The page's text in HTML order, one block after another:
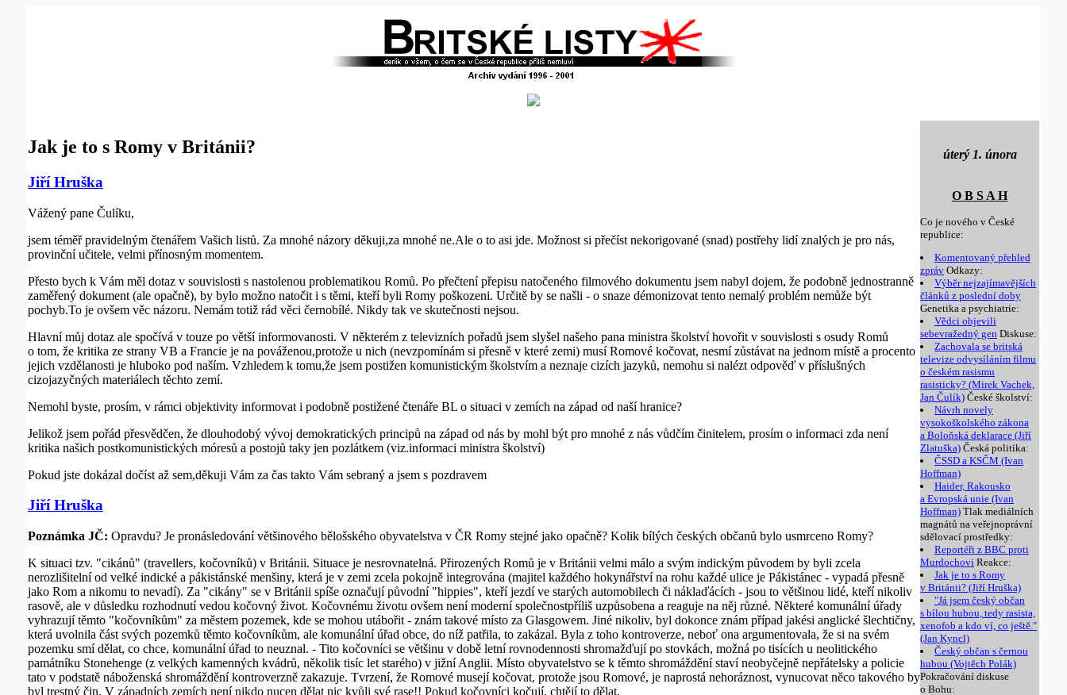
úterý 1. února
O B S A H
Co je nového v České
republice:
Komentovaný přehled
zpráv Odkazy:
Výběr nejzajímavějších
článků z poslední doby
Genetika a psychiatrie:
Vědci objevili
sebevražedný gen Diskuse:
Zachovala se britská
televize odvysíláním filmu
o českém rasismu
rasisticky? (Mirek Vachek,
Jan Čulík) České školství:
Návrh novely
vysokoškolského zákona
a Boloňská deklarace (Jiří
Zlatuška) Česká politika:
ČSSD a KSČM (Ivan
Hoffman)
Haider, Rakousko
a Evropská unie (Ivan
Hoffman) Tlak mediálních
magnátů na veřejnoprávní
sdělovací prostředky:
Reportéři z BBC proti
Murdochovi Reakce:
Jak je to s Romy
v Británii? (Jiří Hruška)
"Já jsem český občan
s bílou hubou, tedy rasista,
xenofob a kdo ví, co ještě."
(Jan Kyncl)
Český občan s černou
hubou (Vojtěch Polák)
Pokračování diskuse
o Bohu:
Jak je to s Romy v Británii?
Jiří Hruška
Vážený pane Čulíku,
jsem téměř pravidelným čtenářem Vašich listů. Za mnohé názory děkuji,za mnohé ne.Ale o to asi jde. Možnost si přečíst nekorigované (snad) postřehy lidí znalých je pro nás,
provinční učitele, velmi přínosným momentem.
Přesto bych k Vám měl dotaz v souvislosti s nastolenou problematikou Romů. Po přečtení přepisu natočeného filmového dokumentu jsem nabyl dojem, že podobně jednostranně
zaměřený dokument (ale opačně), by bylo možno natočit i s těmi, kteří byli Romy poškozeni. Určitě by se našli - o snaze démonizovat tento nemalý problém nemůže být
pochyb.To je ovšem věc názoru. Nemám totiž rád věci černobílé. Nikdy tak ve skutečnosti nejsou.
Hlavní můj dotaz ale spočívá v touze po větší informovanosti. V některém z televizních pořadů jsem slyšel našeho pana ministra školství hovořit v souvislosti s osudy Romů
o tom, že kritika ze strany VB a Francie je na pováženou,protože u nich (nevzpomínám si přesně v které zemi) musí Romové kočovat, nesmí zůstávat na jednom místě a procento
jejich vzdělanosti je hluboko pod naším. Vzhledem k tomu,že jsem postižen komunistickým školstvím a neznaje cizích jazyků, nemohu si nalézt odpověď v příslušných
cizojazyčných materiálech těchto zemí.
Nemohl byste, prosím, v rámci objektivity informovat i podobně postižené čtenáře BL o situaci v zemích na západ od naší hranice?
Jelikož jsem pořád přesvědčen, že dlouhodobý vývoj demokratických principů na západ od nás by mohl být pro mnohé z nás vůdčím činitelem, prosím o informaci zda není
kritika našich postkomunistických móresů a postojů taky jen pozlátkem (viz.informaci ministra školství)
Pokud jste dokázal dočíst až sem,děkuji Vám za čas takto Vám sebraný a jsem s pozdravem
Jiří Hruška
Poznámka JČ: Opravdu? Je pronásledování většinového bělošského obyvatelstva v ČR Romy stejné jako opačně? Kolik bílých českých občanů bylo usmrceno Romy?
K situaci tzv. "cikánů" (travellers, kočovníků) v Británii. Situace je nesrovnatelná. Přirozených Romů je v Británii velmi málo a svým indickým původem by byli zcela
nerozlišitelní od velké indické a pákistánské menšiny, která je v zemi zcela pokojně integrována (majitel každého hokynářství na rohu každé ulice je Pákistánec - vypadá přesně
jako Rom a nikomu to nevadí). Za "cikány" se v Británii spíše označují původní "hippies", kteří jezdí ve starých automobilech či náklaďácích - jsou to většinou lidé, kteří nikoliv
rasově, ale v důsledku rozhodnutí vedou kočovný život. Kočovnému životu ovšem není moderní společnostpříliš uzpůsobena a reaguje na něj různé. Některé komunální úřady
vyhrazují těmto "kočovníkům" za městem pozemek, kde se mohou utábořit - znám takové místo za Glasgowem. Jiné nikoliv, byl dokonce znám případ jakési anglické šlechtičny,
která uvolnila část svých pozemků těmto kočovníkům, ale komunální úřad obce, do níž patřila, to zakázal. Byla z toho kontroverze, neboť ona argumentovala, že si na svém
pozemku smí dělat, co chce, komunální úřad to neuznal. - Tito kočovníci se většinu v době letní rovnodennosti shromažďují po stovkách, možná po tisících u neolitického
památníku Stonehenge (z velkých kamenných kvádrů, několik tisíc let starého) v jižní Anglii. Místo obyvatelstvo se k těmto shromáždění staví neobyčejně nepřátelsky a policie
tato v podstatě náboženská shromáždění kontroverzně zakazuje. Tvrzení, že Romové musejí kočovat, protože jsou Romové, je naprostá nehoráznost, vynucovat něco takového by
byl trestný čin. V západních zemích není nikdo nucen dělat nic kvůli své rase!! Pokud kočovníci kočují, chtějí to dělat.